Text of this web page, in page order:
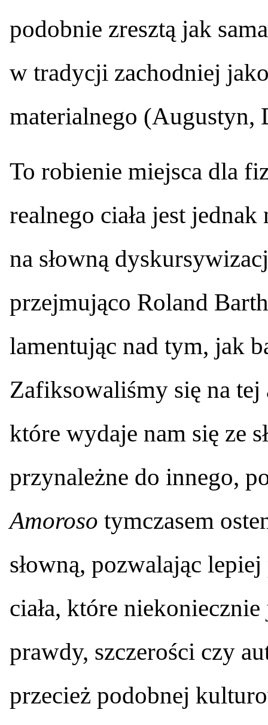
podobnie zresztą jak
w tradycji zachodniej
materialnego (Augustyn,
To robienie miejsca dla
realnego ciała jest
na słowną
przejmująco Roland
lamentując nad tym, jak
Zafiksowaliśmy się na
które wydaje nam się ze
przynależne do innego,
Amoroso tymczasem
słowną, pozwalając
ciała, które
prawdy, szczerości czy
przecież podobnej